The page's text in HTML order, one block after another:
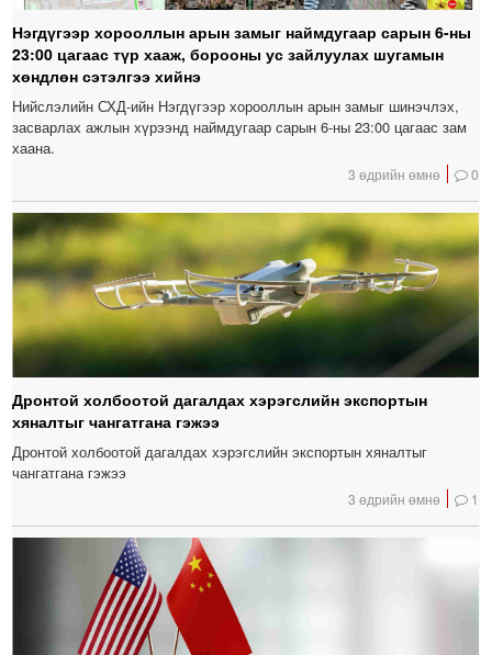
Нэгдүгээр хорооллын арын замыг наймдугаар сарын 6-ны
23:00 цагаас түр хааж, борооны ус зайлуулах шугамын
хөндлөн сэтэлгээ хийнэ
Нийслэлийн СХД-ийн Нэгдүгээр хорооллын арын замыг шинэчлэх,
засварлах ажлын хүрээнд наймдугаар сарын 6-ны 23:00 цагаас зам
хаана.
3 өдрийн өмнө 0
Дронтой холбоотой дагалдах хэрэгслийн экспортын
хяналтыг чангатгана гэжээ
Дронтой холбоотой дагалдах хэрэгслийн экспортын хяналтыг
чангатгана гэжээ
3 өдрийн өмнө 1